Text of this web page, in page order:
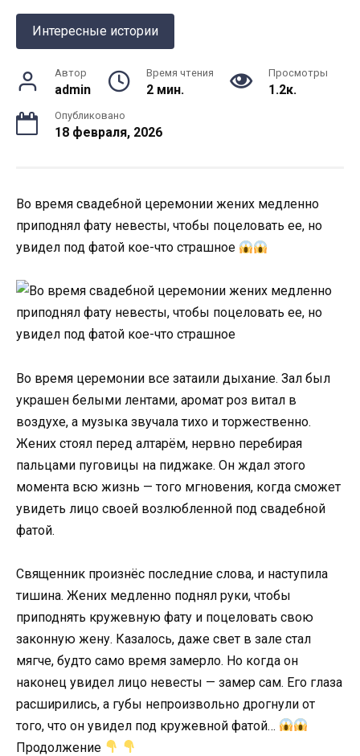
Интересные истории
Автор
admin
Время чтения
2 мин.
Просмотры
1.2к.
Опубликовано
18 февраля, 2026
Во время свадебной церемонии жених медленно
приподнял фату невесты, чтобы поцеловать ее, но
увидел под фатой кое-что страшное
Во время церемонии все затаили дыхание. Зал был
украшен белыми лентами, аромат роз витал в
воздухе, а музыка звучала тихо и торжественно.
Жених стоял перед алтарём, нервно перебирая
пальцами пуговицы на пиджаке. Он ждал этого
момента всю жизнь — того мгновения, когда сможет
увидеть лицо своей возлюбленной под свадебной
фатой.
Священник произнёс последние слова, и наступила
тишина. Жених медленно поднял руки, чтобы
приподнять кружевную фату и поцеловать свою
законную жену. Казалось, даже свет в зале стал
мягче, будто само время замерло. Но когда он
наконец увидел лицо невесты — замер сам. Его глаза
расширились, а губы непроизвольно дрогнули от
того, что он увидел под кружевной фатой…
Продолжение